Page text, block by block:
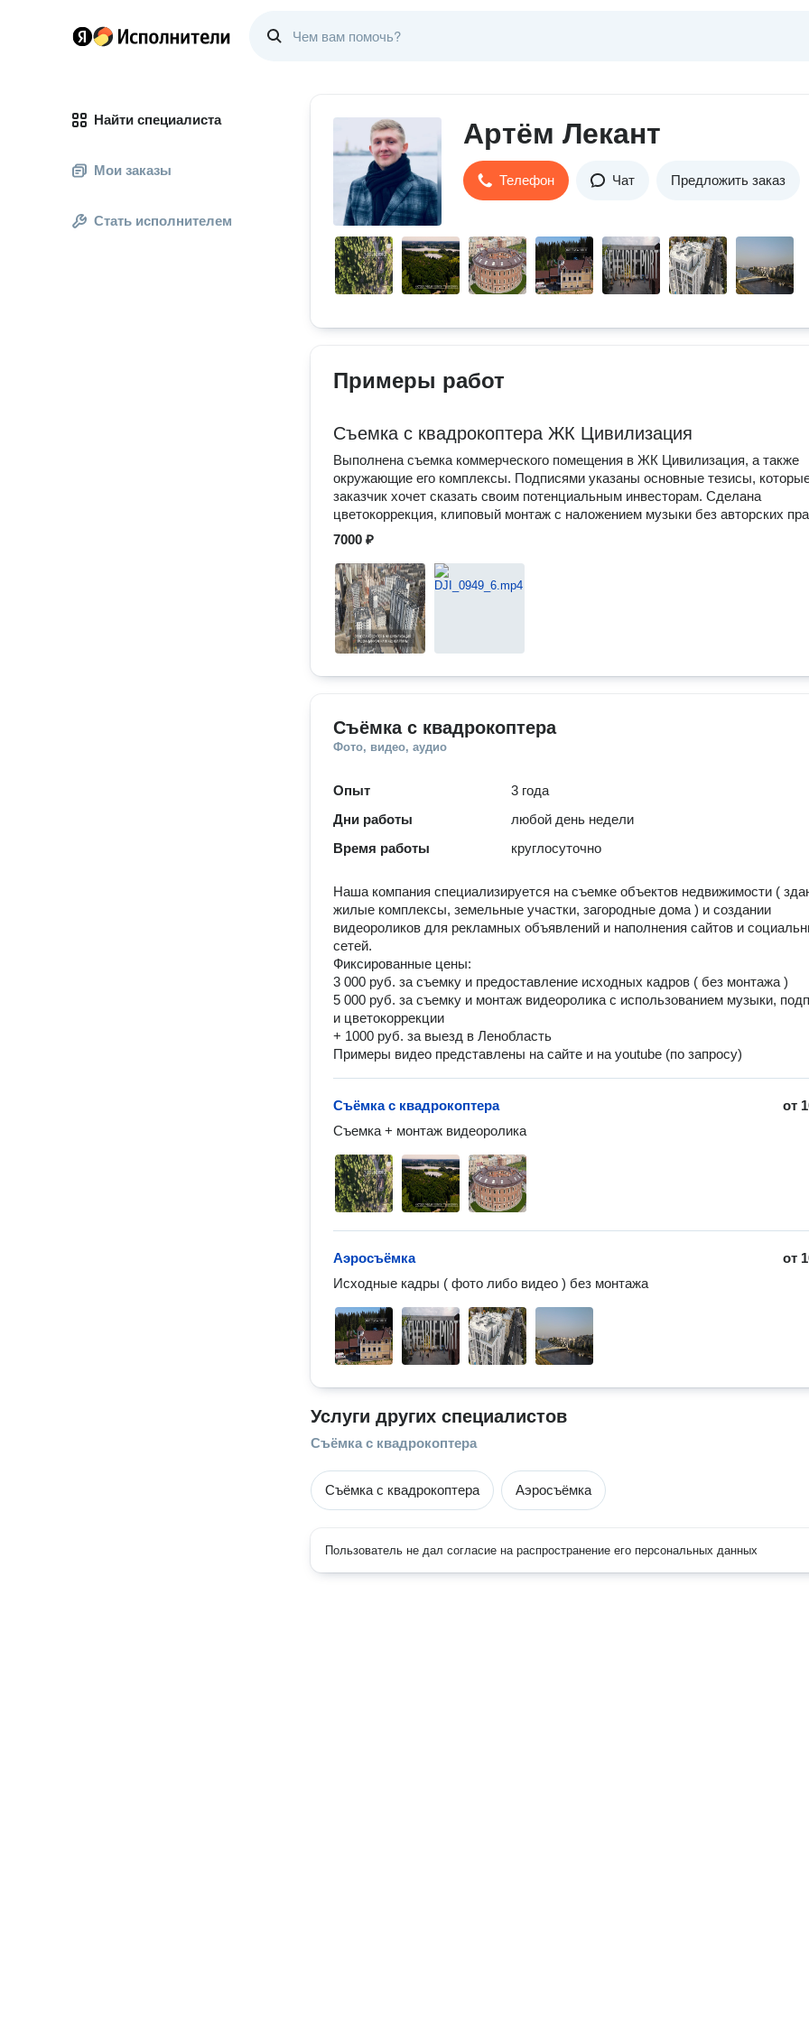
Найти специалиста
Мои заказы
Стать исполнителем
Артём Лекант
Телефон Чат Предложить заказ
Примеры работ
Съемка с квадрокоптера ЖК Цивилизация
Выполнена съемка коммерческого помещения в ЖК Цивилизация, а также
окружающие его комплексы. Подписями указаны основные тезисы,
заказчик хочет сказать своим потенциальным инвесторам. Сделана
цветокоррекция, клиповый монтаж с наложением музыки без авторских
7000 ₽
Cъёмка с квадрокоптера
Фото, видео, аудио
Опыт
3 года
Дни работы
любой день недели
Время работы
круглосуточно
Наша компания специализируется на съемке объектов недвижимости (
жилые комплексы, земельные участки, загородные дома ) и создании
видеороликов для рекламных объявлений и наполнения сайтов и
сетей.
Фиксированные цены:
3 000 руб. за съемку и предоставление исходных кадров ( без монтажа )
5 000 руб. за съемку и монтаж видеоролика с использованием музыки,
и цветокоррекции
+ 1000 руб. за выезд в Ленобласть
Примеры видео представлены на сайте и на youtube (по запросу)
от
Съёмка с квадрокоптера
Съемка + монтаж видеоролика
от
Аэросъёмка
Исходные кадры ( фото либо видео ) без монтажа
Услуги других специалистов
Cъёмка с квадрокоптера
Съёмка с квадрокоптера Аэросъёмка
Пользователь не дал согласие на распространение его персональных данных